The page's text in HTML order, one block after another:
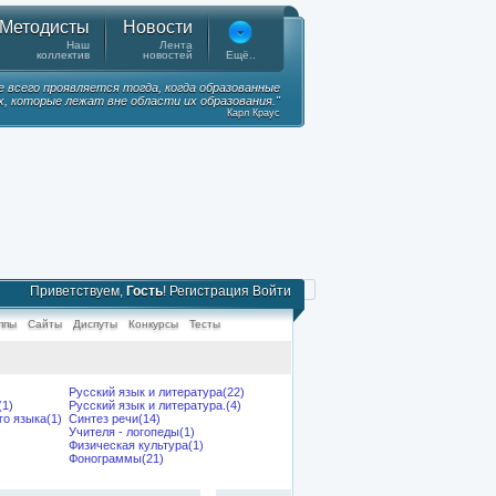
Методисты
Наш
коллектив
Новости
Лента
новостей
Ещё..
всего проявляется тогда, когда образованные
которые лежат вне области их образования."
Карл Краус
Приветствуем, Гость! Регистрация Войти
Сайты Диспуты Конкурсы Тесты
языка(1)
Русский язык и литература(22)
Русский язык и литература.(4)
Синтез речи(14)
Учителя - логопеды(1)
Физическая культура(1)
Фонограммы(21)